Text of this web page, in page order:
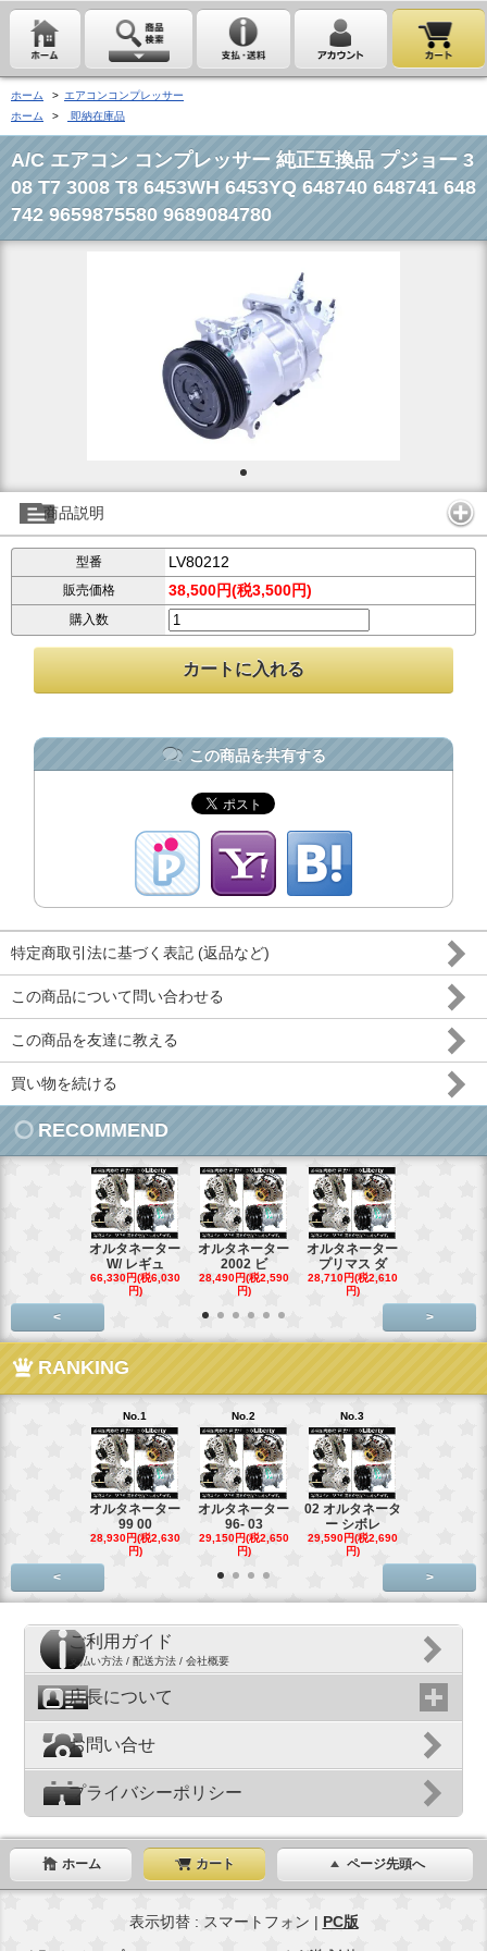
ホーム > エアコンコンプレッサー
ホーム
> 即納在庫品
A/C エアコン コンプレッサー 純正互換品 プジョー 3
08 T7 3008 T8 6453WH 6453YQ 648740 648741 648
742 9659875580 9689084780
商品説明
型番 LV80212
販売価格 38,500円(税3,500円)
購入数
この商品を共有する
特定商取引法に基づく表記 (返品など)
この商品について問い合わせる
この商品を友達に教える
買い物を続ける
RECOMMEND
オルタネーター
W/ レギュ
66,330円(税6,030
円)
オルタネーター
2002 ビ
28,490円(税2,590
円)
オルタネーター
プリマス ダ
28,710円(税2,610
円)
< >
RANKING
No.1
オルタネーター
99 00
28,930円(税2,630
円)
No.2
オルタネーター
96- 03
29,150円(税2,650
円)
No.3
02 オルタネータ
ー シボレ
29,590円(税2,690
円)
< >
ご利用ガイド
支払い方法 / 配送方法 / 会社概要
店長について
お問い合せ
プライバシーポリシー
ホーム カート ページ先頭へ
表示切替 : スマートフォン | PC版